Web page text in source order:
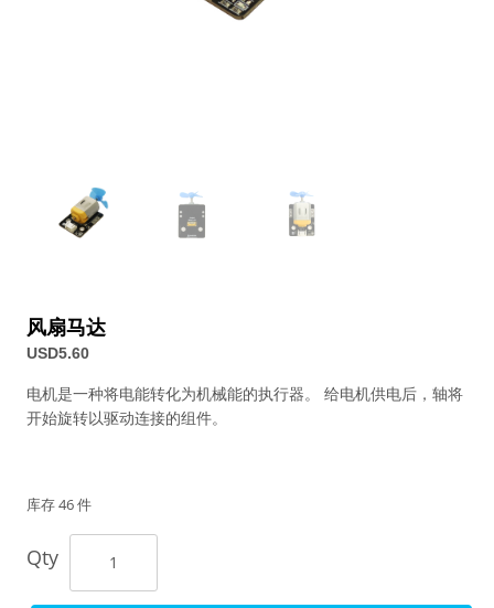
风扇马达
USD5.60
电机是一种将电能转化为机械能的执行器。 给电机供电后，轴将
开始旋转以驱动连接的组件。
库存 46 件
Qty